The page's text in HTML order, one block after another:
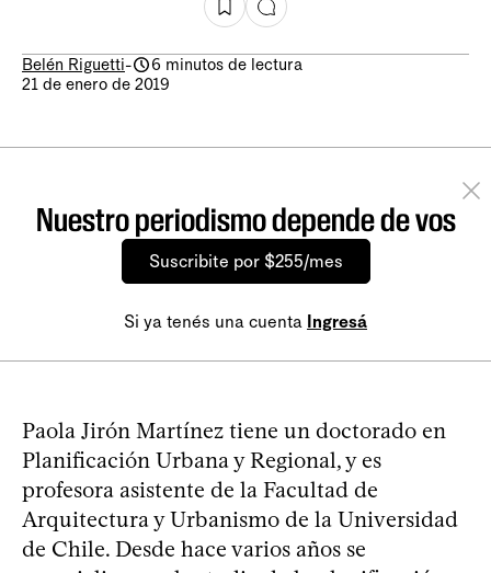
Belén Riguetti-
6 minutos de lectura
21 de enero de 2019
Nuestro periodismo depende de vos
Suscribite por $255/mes
Si ya tenés una cuenta Ingresá
Paola Jirón Martínez tiene un doctorado en
Planificación Urbana y Regional, y es
profesora asistente de la Facultad de
Arquitectura y Urbanismo de la Universidad
de Chile. Desde hace varios años se